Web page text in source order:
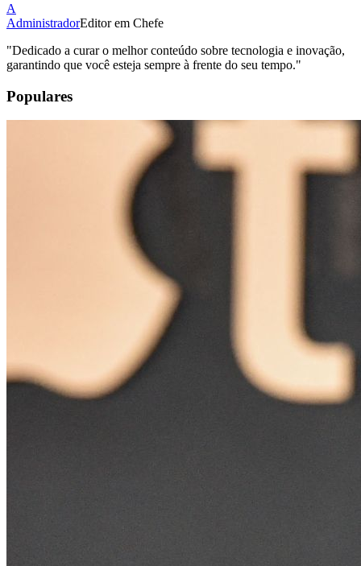
A
AdministradorEditor em Chefe
"Dedicado a curar o melhor conteúdo sobre tecnologia e inovação,
garantindo que você esteja sempre à frente do seu tempo."
Populares